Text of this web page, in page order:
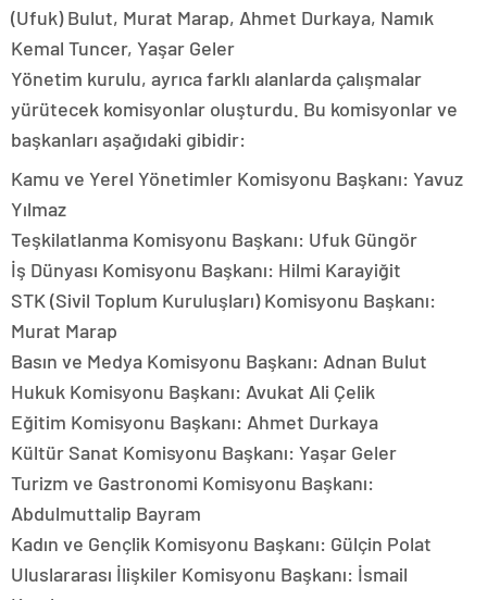
(Ufuk) Bulut, Murat Marap, Ahmet Durkaya, Namık
Kemal Tuncer, Yaşar Geler
Yönetim kurulu, ayrıca farklı alanlarda çalışmalar
yürütecek komisyonlar oluşturdu. Bu komisyonlar ve
başkanları aşağıdaki gibidir:
Kamu ve Yerel Yönetimler Komisyonu Başkanı: Yavuz
Yılmaz
Teşkilatlanma Komisyonu Başkanı: Ufuk Güngör
İş Dünyası Komisyonu Başkanı: Hilmi Karayiğit
STK (Sivil Toplum Kuruluşları) Komisyonu Başkanı:
Murat Marap
Basın ve Medya Komisyonu Başkanı: Adnan Bulut
Hukuk Komisyonu Başkanı: Avukat Ali Çelik
Eğitim Komisyonu Başkanı: Ahmet Durkaya
Kültür Sanat Komisyonu Başkanı: Yaşar Geler
Turizm ve Gastronomi Komisyonu Başkanı:
Abdulmuttalip Bayram
Kadın ve Gençlik Komisyonu Başkanı: Gülçin Polat
Uluslararası İlişkiler Komisyonu Başkanı: İsmail